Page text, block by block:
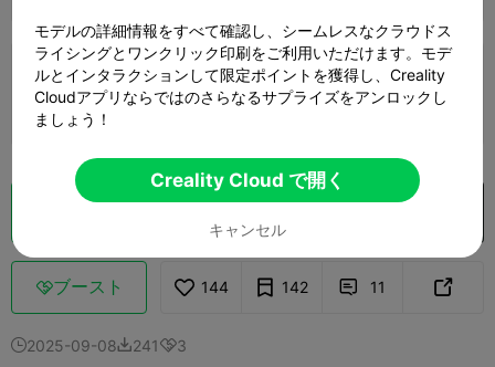
0.2mm layer, 2 walls, 15% infill
 03h 09m  1 プレート  53.70g
ブースト 144 142  11 
2025-09-082413
モデルの詳細情報をすべて確認し、シームレスなクラウドス
ライシングとワンクリック印刷をご利用いただけます。モデ
ルとインタラクションして限定ポイントを獲得し、Creality
Cloudアプリならではのさらなるサプライズをアンロックし
ましょう！
Creality Cloud で開く
キャンセル